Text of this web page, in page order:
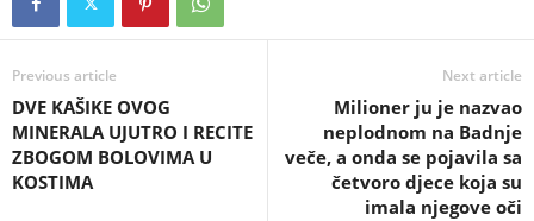
Previous article
DVE KAŠIKE OVOG
MINERALA UJUTRO I RECITE
ZBOGOM BOLOVIMA U
KOSTIMA
Next article
Milioner ju je nazvao
neplodnom na Badnje
veče, a onda se pojavila sa
četvoro djece koja su
imala njegove oči